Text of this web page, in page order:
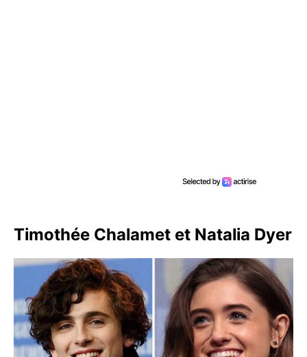
Timothée Chalamet et Natalia Dyer